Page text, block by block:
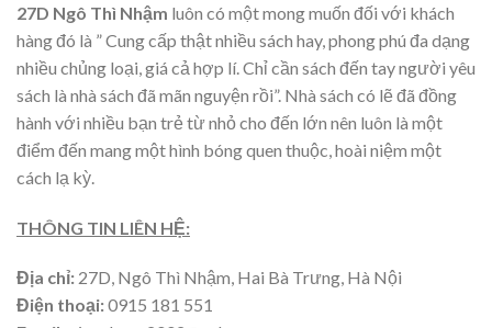
27D Ngô Thì Nhậm luôn có một mong muốn đối với khách
hàng đó là ” Cung cấp thật nhiều sách hay, phong phú đa dạng
nhiều chủng loại, giá cả hợp lí. Chỉ cần sách đến tay người yêu
sách là nhà sách đã mãn nguyện rồi”. Nhà sách có lẽ đã đồng
hành với nhiều bạn trẻ từ nhỏ cho đến lớn nên luôn là một
điểm đến mang một hình bóng quen thuộc, hoài niệm một
cách lạ kỳ.
THÔNG TIN LIÊN HỆ:
Địa chỉ: 27D, Ngô Thì Nhậm, Hai Bà Trưng, Hà Nội
Điện thoại:0915 181 551